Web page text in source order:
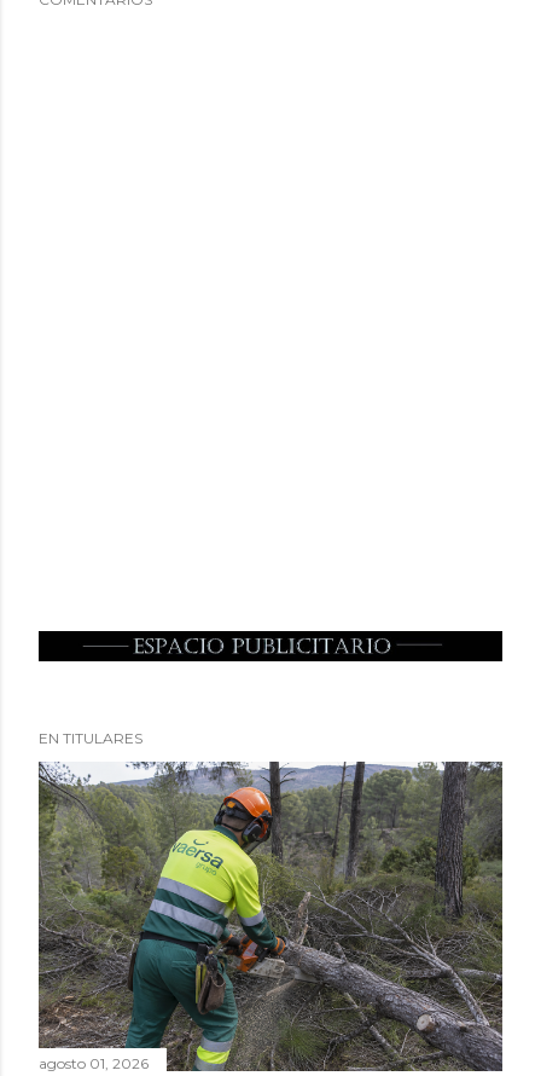
EN TITULARES
agosto 01, 2026